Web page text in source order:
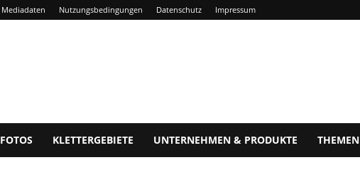
Mediadaten Nutzungsbedingungen Datenschutz Impressum
FOTOS KLETTERGEBIETE UNTERNEHMEN & PRODUKTE THEMEN